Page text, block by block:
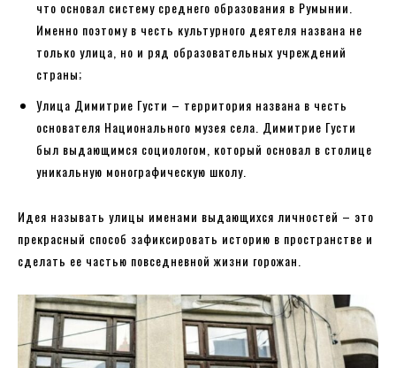
что основал систему среднего образования в Румынии.
Именно поэтому в честь культурного деятеля названа не
только улица, но и ряд образовательных учреждений
страны;
Улица Димитрие Густи – территория названа в честь
основателя Национального музея села. Димитрие Густи
был выдающимся социологом, который основал в столице
уникальную монографическую школу.
Идея называть улицы именами выдающихся личностей – это
прекрасный способ зафиксировать историю в пространстве и
сделать ее частью повседневной жизни горожан.